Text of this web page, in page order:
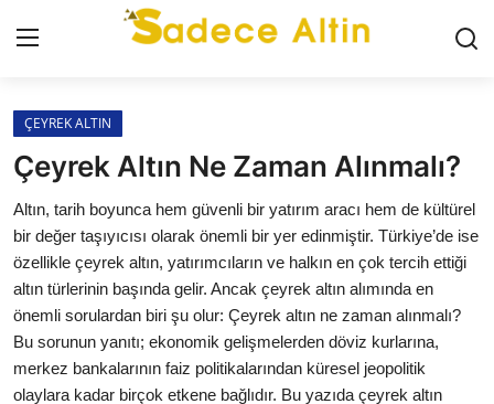
Giriş
GÜNCEL
İLETİŞİM
YASAL UYARI
KÜNYE
ÇEYREK ALTIN
Çeyrek Altın Ne Zaman Alınmalı?
Altın, tarih boyunca hem güvenli bir yatırım aracı hem de kültürel
bir değer taşıyıcısı olarak önemli bir yer edinmiştir. Türkiye’de ise
özellikle çeyrek altın, yatırımcıların ve halkın en çok tercih ettiği
altın türlerinin başında gelir. Ancak çeyrek altın alımında en
önemli sorulardan biri şu olur: Çeyrek altın ne zaman alınmalı?
Bu sorunun yanıtı; ekonomik gelişmelerden döviz kurlarına,
merkez bankalarının faiz politikalarından küresel jeopolitik
olaylara kadar birçok etkene bağlıdır. Bu yazıda çeyrek altın